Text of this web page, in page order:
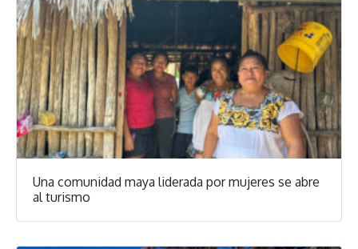
Una comunidad maya liderada por mujeres se abre
al turismo